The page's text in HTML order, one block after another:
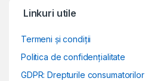
Linkuri utile
Termeni și condiții
Politica de confidențialitate
GDPR: Drepturile consumatorilor